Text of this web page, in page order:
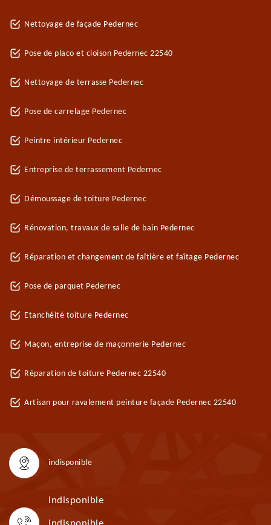
Nettoyage de façade Pedernec
Pose de placo et cloison Pedernec 22540
Nettoyage de terrasse Pedernec
Pose de carrelage Pedernec
Peintre intérieur Pedernec
Entreprise de terrassement Pedernec
Démoussage de toiture Pedernec
Rénovation, travaux de salle de bain Pedernec
Réparation et changement de faîtière et faîtage Pedernec
Pose de parquet Pedernec
Etanchéité toiture Pedernec
Maçon, entreprise de maçonnerie Pedernec
Réparation de toiture Pedernec 22540
Artisan pour ravalement peinture façade Pedernec 22540
indisponible
indisponible